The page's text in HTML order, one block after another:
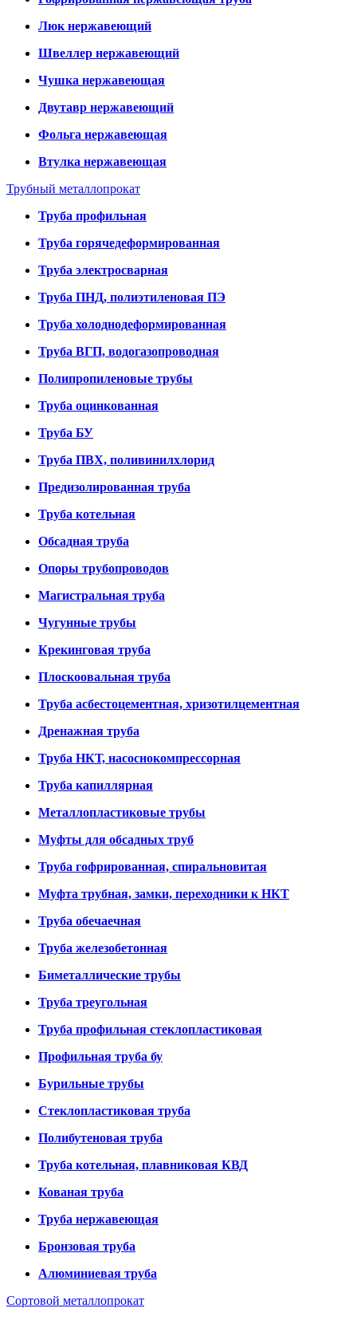
Люк нержавеющий
Швеллер нержавеющий
Чушка нержавеющая
Двутавр нержавеющий
Фольга нержавеющая
Втулка нержавеющая
Трубный металлопрокат
Труба профильная
Труба горячедеформированная
Труба электросварная
Труба ПНД, полиэтиленовая ПЭ
Труба холоднодеформированная
Труба ВГП, водогазопроводная
Полипропиленовые трубы
Труба оцинкованная
Труба БУ
Труба ПВХ, поливинилхлорид
Предизолированная труба
Труба котельная
Обсадная труба
Опоры трубопроводов
Магистральная труба
Чугунные трубы
Крекинговая труба
Плоскоовальная труба
Труба асбестоцементная, хризотилцементная
Дренажная труба
Труба НКТ, насоснокомпрессорная
Труба капиллярная
Металлопластиковые трубы
Муфты для обсадных труб
Труба гофрированная, спиральновитая
Муфта трубная, замки, переходники к НКТ
Труба обечаечная
Труба железобетонная
Биметаллические трубы
Труба треугольная
Труба профильная стеклопластиковая
Профильная труба бу
Бурильные трубы
Стеклопластиковая труба
Полибутеновая труба
Труба котельная, плавниковая КВД
Кованая труба
Труба нержавеющая
Бронзовая труба
Алюминиевая труба
Сортовой металлопрокат